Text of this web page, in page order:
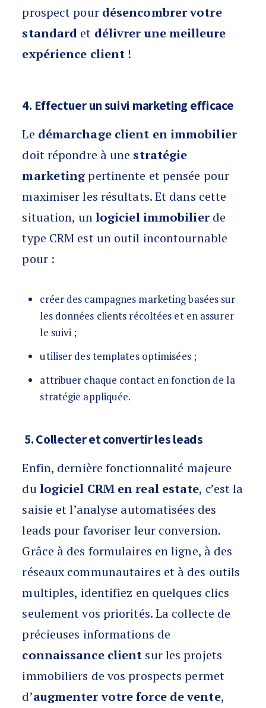
prospect pour désencombrer votre
standard et délivrer une meilleure
expérience client !
4. Effectuer un suivi marketing efficace
Le démarchage client en immobilier
doit répondre à une stratégie
marketingpertinente et pensée pour
maximiser les résultats. Et dans cette
situation, unlogiciel immobilierde
type CRM est un outil incontournable
pour :
créer des campagnes marketing basées sur
les données clients récoltées et en assurer
le suivi ;
utiliser des templates optimisées ;
attribuer chaque contact en fonction de la
stratégie appliquée.
5. Collecter et convertir les leads
Enfin, dernière fonctionnalité majeure
dulogiciel CRM en real estate, c’est la
saisie et l’analyse automatisées des
leads pour favoriser leur conversion.
Grâce à des formulaires en ligne, à des
réseaux communautaires et à des outils
multiples, identifiez en quelques clics
seulement vos priorités. La collecte de
précieuses informations de
connaissance client sur les projets
immobiliers de vos prospects permet
d’augmenter votre force de vente,